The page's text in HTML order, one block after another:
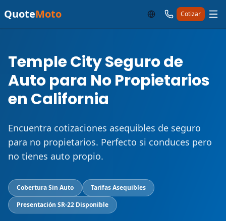
QuoteMoto Cotizar
Temple City Seguro de
Auto para No Propietarios
en California
Encuentra cotizaciones asequibles de seguro
para no propietarios. Perfecto si conduces pero
no tienes auto propio.
Cobertura Sin Auto
Tarifas Asequibles
Presentación SR-22 Disponible